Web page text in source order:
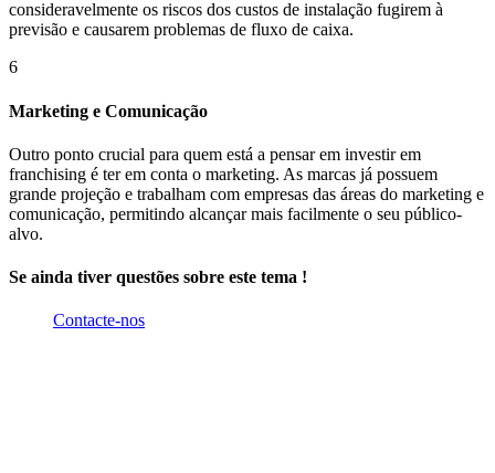
consideravelmente os riscos dos custos de instalação fugirem à
previsão e causarem problemas de fluxo de caixa.
6
Marketing e Comunicação
Outro ponto crucial para quem está a pensar em investir em
franchising é ter em conta o marketing. As marcas já possuem
grande projeção e trabalham com empresas das áreas do marketing e
comunicação, permitindo alcançar mais facilmente o seu público-
alvo.
Se ainda tiver questões sobre este tema !
Contacte-nos